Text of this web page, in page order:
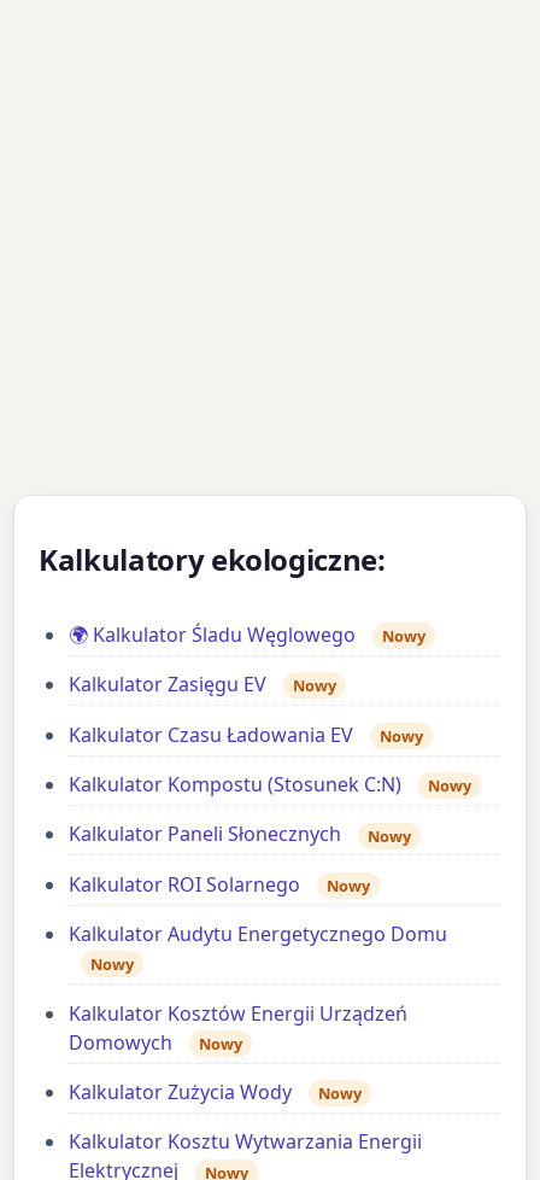
Kalkulatory ekologiczne:
🌍 Kalkulator Śladu Węglowego Nowy
Kalkulator Zasięgu EV Nowy
Kalkulator Czasu Ładowania EV Nowy
Kalkulator Kompostu (Stosunek C:N) Nowy
Kalkulator Paneli Słonecznych Nowy
Kalkulator ROI Solarnego Nowy
Kalkulator Audytu Energetycznego Domu
Nowy
Kalkulator Kosztów Energii Urządzeń
Domowych
Nowy
Kalkulator Zużycia Wody Nowy
Kalkulator Kosztu Wytwarzania Energii
Elektrycznej
Nowy